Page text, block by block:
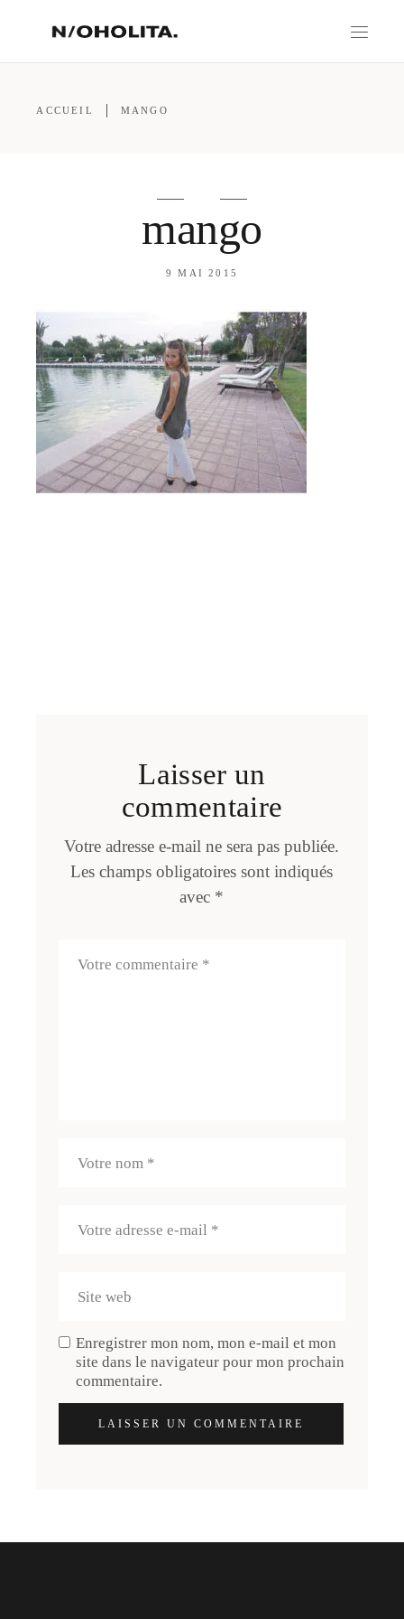
ACCUEIL MANGO
mango
9 MAI 2015
Laisser un
commentaire
Votre adresse e-mail ne sera pas publiée.
Les champs obligatoires sont indiqués
avec *
Enregistrer mon nom, mon e-mail et mon
site dans le navigateur pour mon prochain
commentaire.
LAISSER UN COMMENTAIRE